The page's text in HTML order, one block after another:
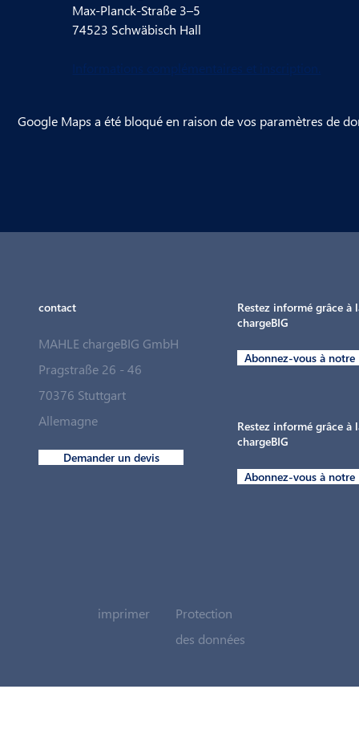
Max-Planck-Straße 3–5
74523 Schwäbisch Hall
Google Maps a été bloqué en raison de vos paramètres de
contact
MAHLE chargeBIG GmbH
Pragstraße 26 - 46
70376 Stuttgart
Allemagne
Demander un devis
Restez informé grâce à
chargeBIG
Abonnez-vous à notre
Restez informé grâce à
chargeBIG
Abonnez-vous à notre
imprimer
Protection
des données